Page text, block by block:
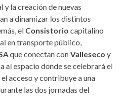
la creación de nuevas
a dinamizar los distintos
el Consistorio capitalino
en transporte público,
que conectan conValleseco y
al espacio donde se celebrará el
acceso y contribuye a una
las dos jornadas del